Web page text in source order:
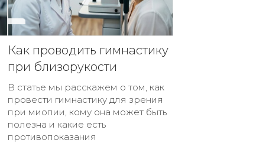
Как проводить гимнастику
при близорукости
В статье мы расскажем о том, как
провести гимнастику для зрения
при миопии, кому она может быть
полезна и какие есть
противопоказания